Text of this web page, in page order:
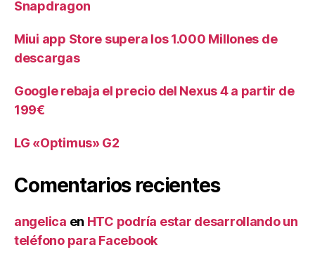
Snapdragon
Miui app Store supera los 1.000 Millones de
descargas
Google rebaja el precio del Nexus 4 a partir de
199€
LG «Optimus» G2
Comentarios recientes
angelica en HTC podría estar desarrollando un
teléfono para Facebook